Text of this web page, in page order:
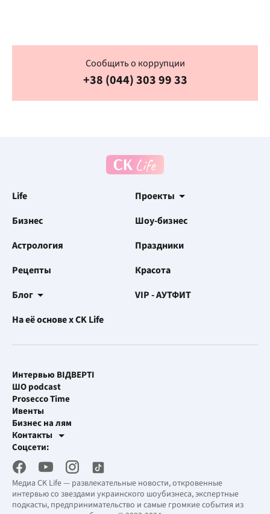
Сообщить о коррупции
+38 (044) 303 99 33
Life
Проекты
Бизнес
Шоу-бизнес
Астрология
Праздники
Рецепты
Красота
Блог
VIP - АУТФИТ
На её основе x CK Life
Медиа CK Life — развлекательные новости, откровенные
интервью со звездами украинского шоубизнеса, экспертные
подкасты, предпринимательство и самые громкие события из
Интервью ВІДВЕРТІ
ШО podcast
Prosecco Time
Ивенты
Бизнес на лям
Контакты
Рекламные интеграции
Рабочая почта
Соцсети: